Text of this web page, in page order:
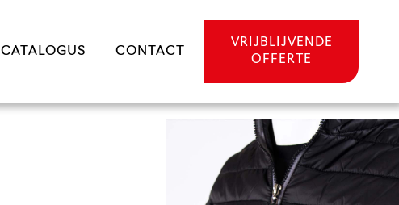
CATALOGUS CONTACT
VRIJBLIJVENDE
OFFERTE